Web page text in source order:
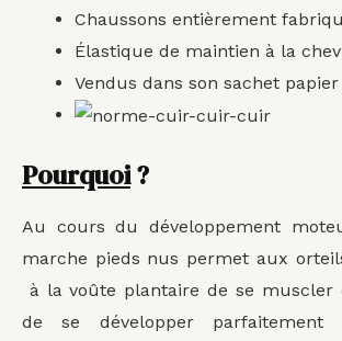
Chaussons entièrement
Élastique de maintien à la
Vendus dans son sachet
Pourquoi?
Au cours du développement
marche pieds nus permet aux
à la voûte plantaire de se muscler
de se développer